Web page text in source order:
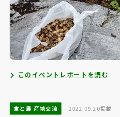
このイベントレポートを読む
食と農 産地交流 2022.09.20掲載